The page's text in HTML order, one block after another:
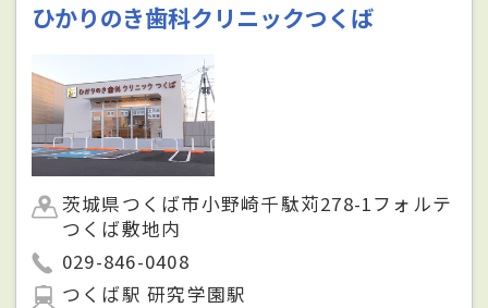
ひかりのき歯科クリニックつくば
茨城県つくば市小野崎千駄苅278-1フォルテ
つくば敷地内
029-846-0408
つくば駅 研究学園駅